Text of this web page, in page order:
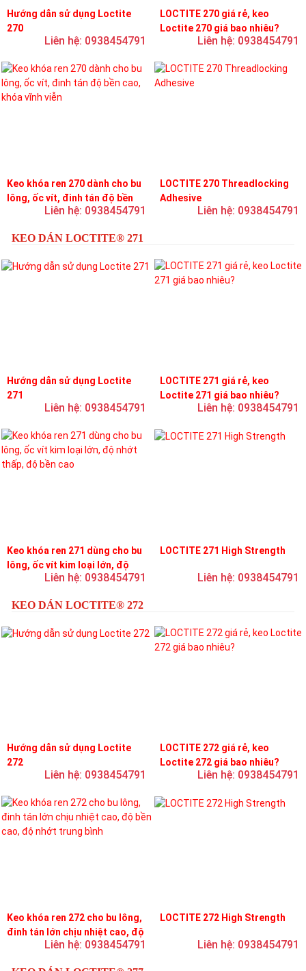
Hướng dẫn sử dụng Loctite
270
Liên hệ: 0938454791
LOCTITE 270 giá rẻ, keo
Loctite 270 giá bao nhiêu?
Liên hệ: 0938454791
Keo khóa ren 270 dành cho bu
lông, ốc vít, đinh tán độ bền
cao, khóa vĩnh viễn
Liên hệ: 0938454791
LOCTITE 270 Threadlocking
Adhesive
Liên hệ: 0938454791
KEO DÁN LOCTITE® 271
Hướng dẫn sử dụng Loctite
271
Liên hệ: 0938454791
LOCTITE 271 giá rẻ, keo
Loctite 271 giá bao nhiêu?
Liên hệ: 0938454791
Keo khóa ren 271 dùng cho bu
lông, ốc vít kim loại lớn, độ
nhớt thấp, độ bền cao
Liên hệ: 0938454791
LOCTITE 271 High Strength
Liên hệ: 0938454791
KEO DÁN LOCTITE® 272
Hướng dẫn sử dụng Loctite
272
Liên hệ: 0938454791
LOCTITE 272 giá rẻ, keo
Loctite 272 giá bao nhiêu?
Liên hệ: 0938454791
Keo khóa ren 272 cho bu lông,
đinh tán lớn chịu nhiệt cao, độ
bền cao, độ nhớt trung bình
Liên hệ: 0938454791
LOCTITE 272 High Strength
Liên hệ: 0938454791